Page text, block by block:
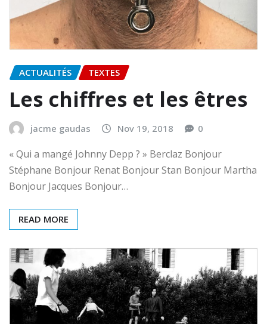
ACTUALITÉS TEXTES
Les chiffres et les êtres
jacme gaudas Nov 19, 2018 0
« Qui a mangé Johnny Depp ? » Berclaz Bonjour
Stéphane Bonjour Renat Bonjour Stan Bonjour Martha
Bonjour Jacques Bonjour…
READ MORE